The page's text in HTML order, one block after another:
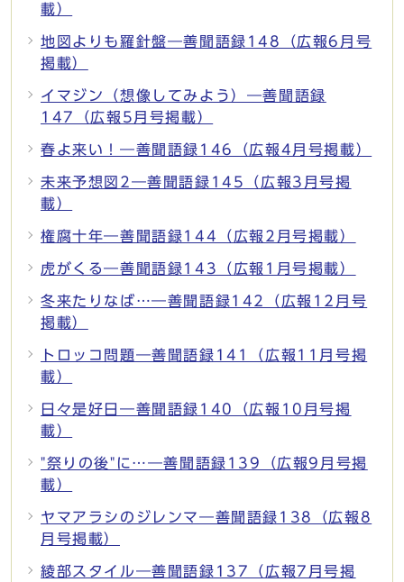
載）
地図よりも羅針盤―善聞語録148（広報6月号
掲載）
イマジン（想像してみよう）―善聞語録
147（広報5月号掲載）
春よ来い！―善聞語録146（広報4月号掲載）
未来予想図2―善聞語録145（広報3月号掲
載）
権腐十年―善聞語録144（広報2月号掲載）
虎がくる―善聞語録143（広報1月号掲載）
冬来たりなば…―善聞語録142（広報12月号
掲載）
トロッコ問題―善聞語録141（広報11月号掲
載）
日々是好日―善聞語録140（広報10月号掲
載）
"祭りの後"に…―善聞語録139（広報9月号掲
載）
ヤマアラシのジレンマ―善聞語録138（広報8
月号掲載）
綾部スタイル―善聞語録137（広報7月号掲